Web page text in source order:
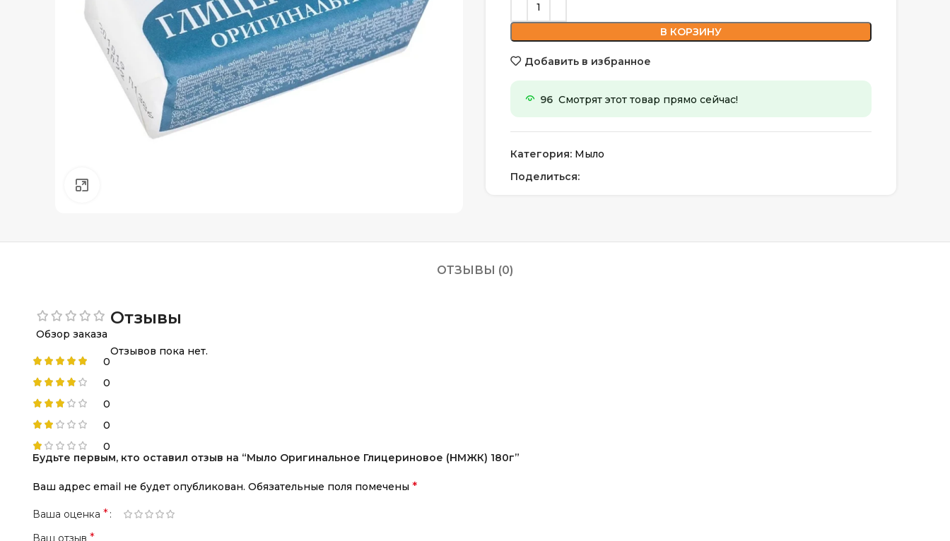
В КОРЗИНУ
Добавить в избранное
96 Смотрят этот товар прямо сейчас!
Категория: Мыло
Поделиться:
ОТЗЫВЫ (0)
Обзор заказа
0
0
0
0
0
Отзывы
Отзывов пока нет.
Будьте первым, кто оставил отзыв на “Мыло Оригинальное Глицериновое (НМЖК) 180г”
Ваш адрес email не будет опубликован. Обязательные поля помечены *
Ваша оценка *
Ваш отзыв *